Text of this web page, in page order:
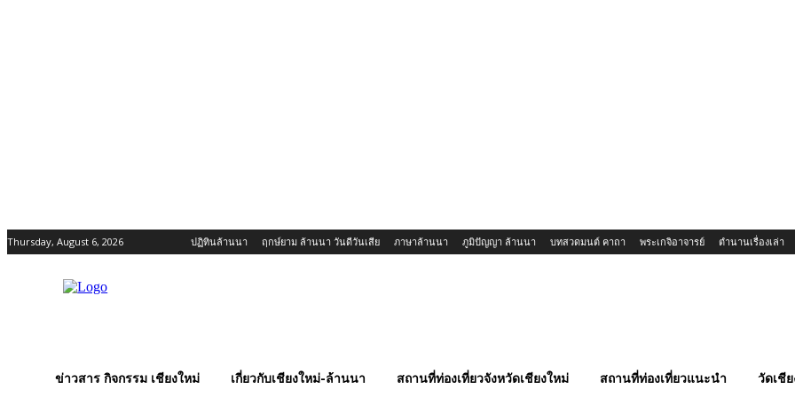
Thursday, August 6, 2026 ปฏิทินล้านนา ฤกษ์ยาม ล้านนา วันดีวันเสีย ภาษาล้านนา ภูมิปัญญา ล้านนา บทสวดมนต์ คาถา พระเกจิอาจารย์ ตำนานเรื่องเล่า
ข่าวสาร กิจกรรม เชียงใหม่ เกี่ยวกับเชียงใหม่-ล้านนา สถานที่ท่องเที่ยวจังหวัดเชียงใหม่ สถานที่ท่องเที่ยวแนะนำ วัดเชี